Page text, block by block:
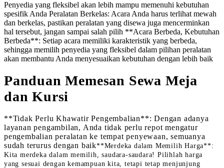
Penyedia yang fleksibel akan lebih mampu memenuhi kebutuhan
spesifik Anda Peralatan Berkelas: Acara Anda harus terlihat mewah
dan berkelas, pastikan peralatan yang disewa juga mencerminkan
hal tersebut, jangan sampai salah pilih **Acara Berbeda, Kebutuhan
Berbeda**: Setiap acara memiliki karakteristik yang berbeda,
sehingga memilih penyedia yang fleksibel dalam pilihan peralatan
akan membantu Anda menyesuaikan kebutuhan dengan lebih baik
Panduan Memesan Sewa Meja
dan Kursi
**Tidak Perlu Khawatir Pengembalian**: Dengan adanya
layanan pengambilan, Anda tidak perlu repot mengatur
pengembalian peralatan ke tempat penyewaan, semuanya
sudah terurus dengan baik**Merdeka dalam Memilih Harga**:
Kita merdeka dalam memilih, saudara-saudara! Pilihlah harga
yang sesuai dengan kemampuan kita, tetapi tetap menjunjung